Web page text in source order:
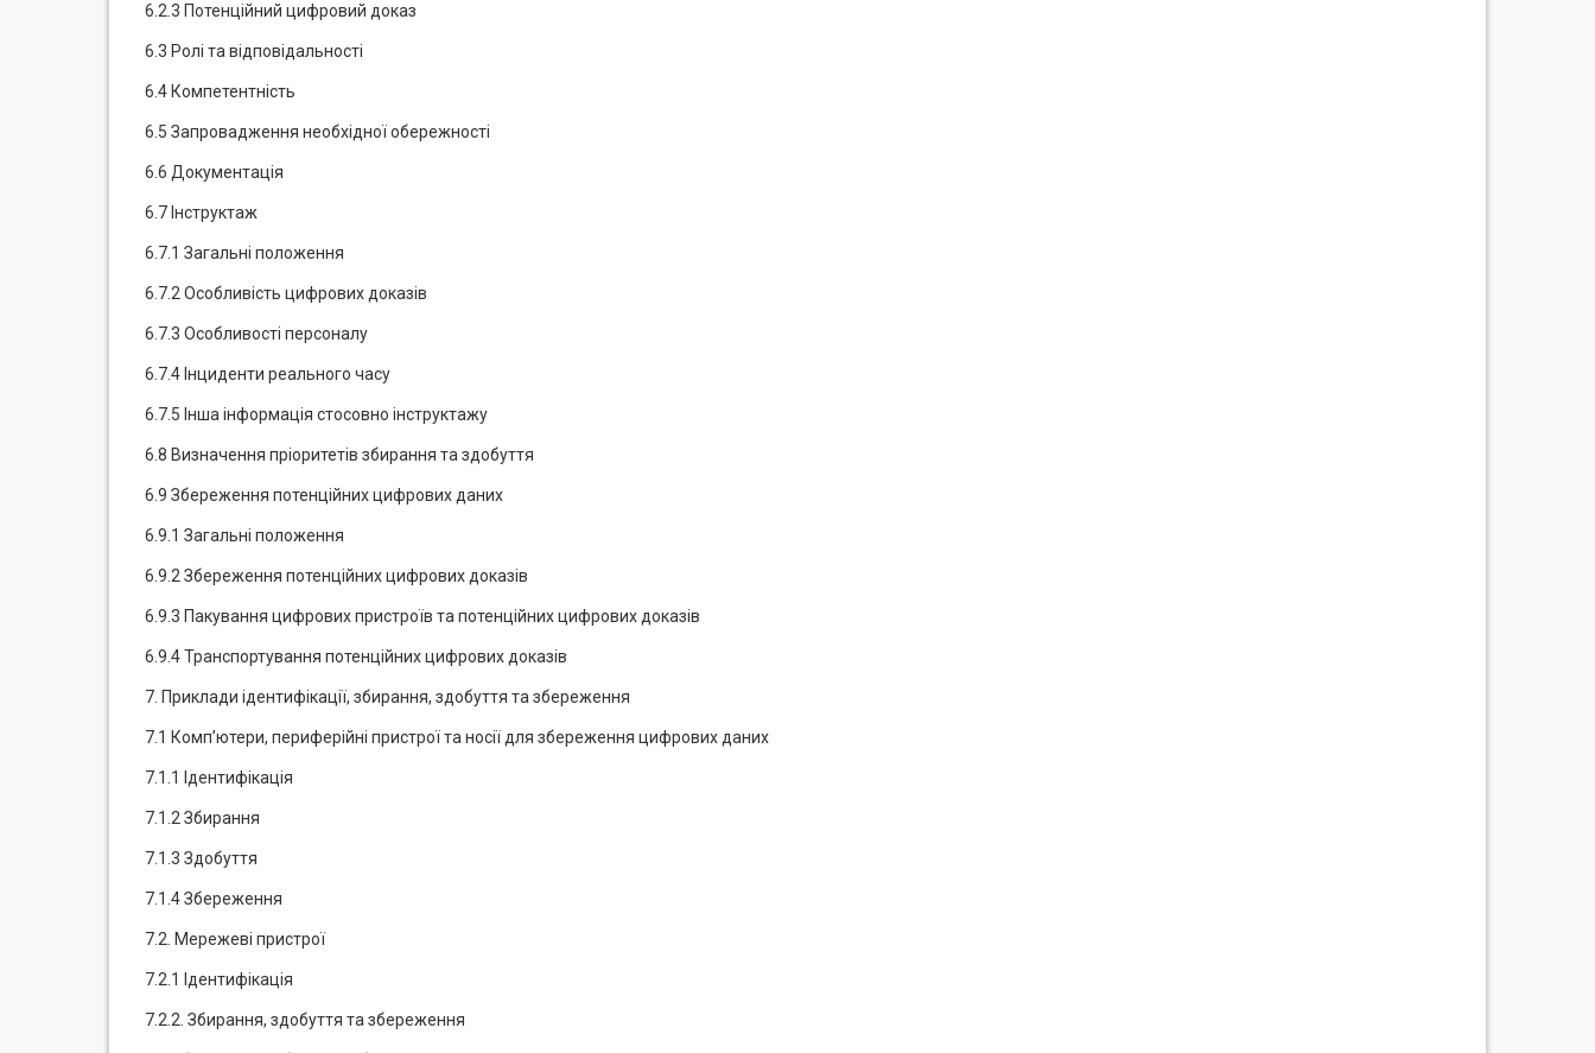
6.2.3 Потенційний цифровий доказ
6.3 Ролі та відповідальності
6.4 Компетентність
6.5 Запровадження необхідної обережності
6.6 Документація
6.7 Інструктаж
6.7.1 Загальні положення
6.7.2 Особливість цифрових доказів
6.7.3 Особливості персоналу
6.7.4 Інциденти реального часу
6.7.5 Інша інформація стосовно інструктажу
6.8 Визначення пріоритетів збирання та здобуття
6.9 Збереження потенційних цифрових даних
6.9.1 Загальні положення
6.9.2 Збереження потенційних цифрових доказів
6.9.3 Пакування цифрових пристроїв та потенційних цифрових доказів
6.9.4 Транспортування потенційних цифрових доказів
7. Приклади ідентифікації, збирання, здобуття та збереження
7.1 Комп’ютери, периферійні пристрої та носії для збереження цифрових даних
7.1.1 Ідентифікація
7.1.2 Збирання
7.1.3 Здобуття
7.1.4 Збереження
7.2. Мережеві пристрої
7.2.1 Ідентифікація
7.2.2. Збирання, здобуття та збереження